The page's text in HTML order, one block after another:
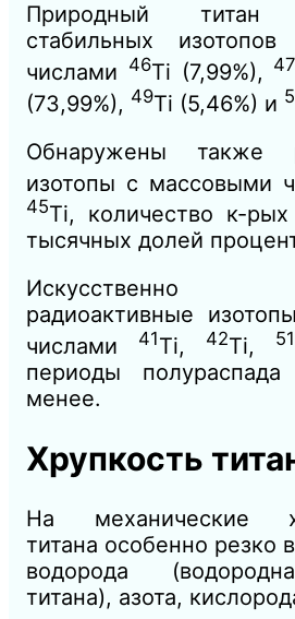
Природный
стабильных
числами 46Ti (7,99%), 47
(73,99%), 49Ti (5,46%) и
Обнаружены также
изотопы с массовыми
45Ti, количество к-
тысячных долей
Искусственно
радиоактивные
числами
41Ti, 42Ti, 51
периоды
менее.
Хрупкость
На механические
титана особенно резко
водорода
титана), азота,